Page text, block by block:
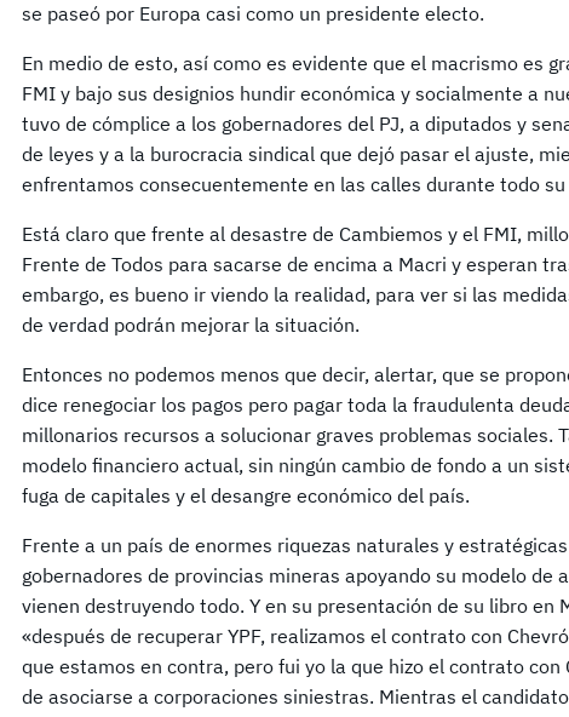
se paseó por Europa casi como un presidente electo.
En medio de esto, así como es evidente que el macrismo es
FMI y bajo sus designios hundir económica y socialmente a
tuvo de cómplice a los gobernadores del PJ, a diputados y
de leyes y a la burocracia sindical que dejó pasar el ajuste,
enfrentamos consecuentemente en las calles durante todo
Está claro que frente al desastre de Cambiemos y el FMI,
Frente de Todos para sacarse de encima a Macri y esperan
embargo, es bueno ir viendo la realidad, para ver si las
de verdad podrán mejorar la situación.
Entonces no podemos menos que decir, alertar, que se
dice renegociar los pagos pero pagar toda la fraudulenta
millonarios recursos a solucionar graves problemas sociales.
modelo financiero actual, sin ningún cambio de fondo a un
fuga de capitales y el desangre económico del país.
Frente a un país de enormes riquezas naturales y
gobernadores de provincias mineras apoyando su modelo de
vienen destruyendo todo. Y en su presentación de su libro en
«después de recuperar YPF, realizamos el contrato con
que estamos en contra, pero fui yo la que hizo el contrato con
de asociarse a corporaciones siniestras. Mientras el